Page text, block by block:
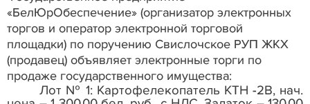
«БелЮрОбеспечение» (организатор электронных
торгов и оператор электронной торговой
площадки) по поручению Свислочское РУП ЖКХ
(продавец) объявляет электронные торги по
продаже государственного имущества:
Лот № 1: Картофелекопатель КТН -2В, нач.